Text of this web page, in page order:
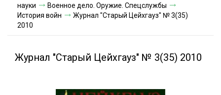
Условия оплаты
Акции и скидки
науки
Военное дело. Оружие. Спецслужбы
История войн
Журнал "Старый Цейхгауз" № 3(35)
2010
Журнал "Старый Цейхгауз" № 3(35) 2010